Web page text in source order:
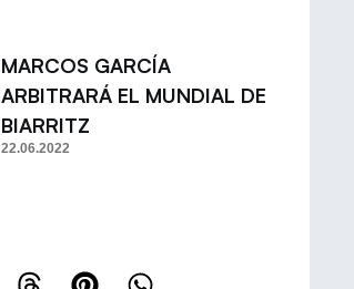
MARCOS GARCÍA
ARBITRARÁ EL MUNDIAL DE
BIARRITZ
22.06.2022